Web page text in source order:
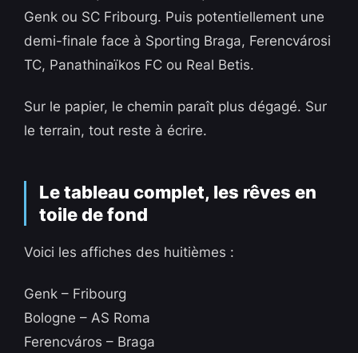
Genk ou SC Fribourg. Puis potentiellement une
demi-finale face à Sporting Braga, Ferencvárosi
TC, Panathinaïkos FC ou Real Betis.
Sur le papier, le chemin paraît plus dégagé. Sur
le terrain, tout reste à écrire.
Le tableau complet, les rêves en
toile de fond
Voici les affiches des huitièmes :
Genk – Fribourg
Bologne – AS Roma
Ferencváros – Braga